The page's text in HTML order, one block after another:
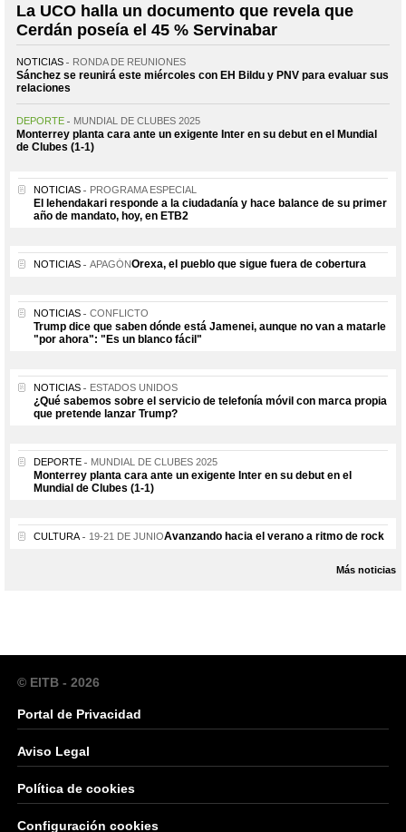
La UCO halla un documento que revela que
Cerdán poseía el 45 % Servinabar
NOTICIAS RONDA DE REUNIONES
Sánchez se reunirá este miércoles con EH Bildu y PNV para evaluar sus
relaciones
DEPORTE MUNDIAL DE CLUBES 2025
Monterrey planta cara ante un exigente Inter en su debut en el Mundial
de Clubes (1-1)
NOTICIAS PROGRAMA ESPECIAL
El lehendakari responde a la ciudadanía y hace balance de su primer
año de mandato, hoy, en ETB2
NOTICIAS APAGÓNOrexa, el pueblo que sigue fuera de cobertura
NOTICIAS CONFLICTO
Trump dice que saben dónde está Jamenei, aunque no van a matarle
"por ahora": "Es un blanco fácil"
NOTICIAS ESTADOS UNIDOS
¿Qué sabemos sobre el servicio de telefonía móvil con marca propia
que pretende lanzar Trump?
DEPORTE MUNDIAL DE CLUBES 2025
Monterrey planta cara ante un exigente Inter en su debut en el
Mundial de Clubes (1-1)
CULTURA 19-21 DE JUNIOAvanzando hacia el verano a ritmo de rock
Más noticias
© EITB - 2026
Portal de Privacidad
Aviso Legal
Política de cookies
Configuración cookies